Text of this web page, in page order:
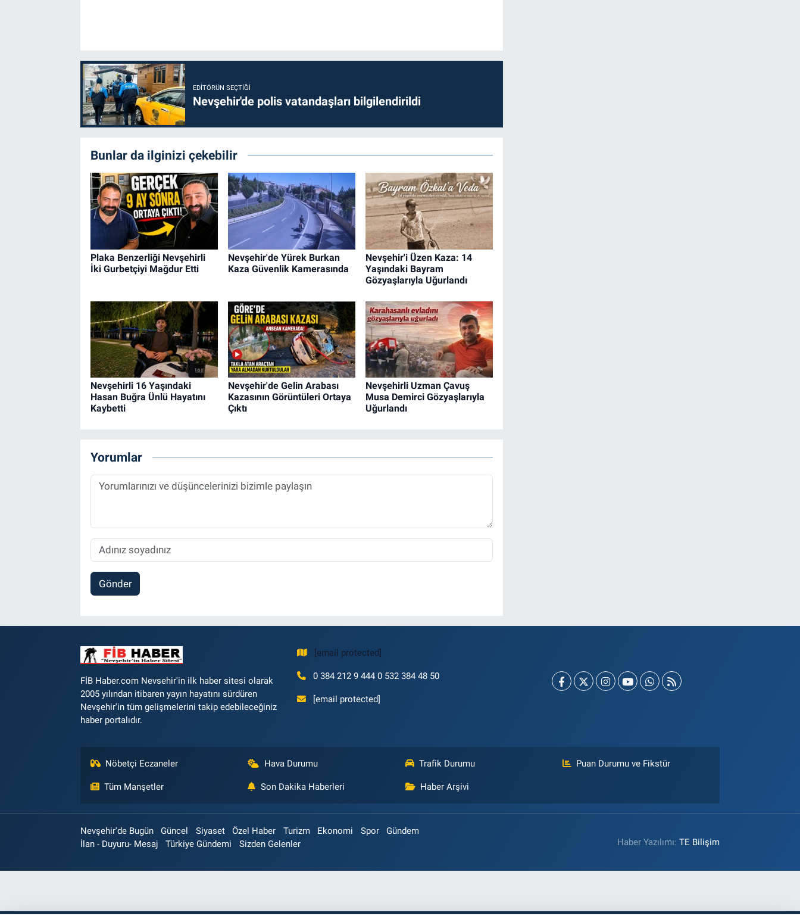
EDITÖRÜN SEÇTIĞI
Nevşehir'de polis vatandaşları bilgilendirildi
Bunlar da ilginizi çekebilir
Plaka Benzerliği Nevşehirli
İki Gurbetçiyi Mağdur Etti
Nevşehir'de Yürek Burkan
Kaza Güvenlik Kamerasında
Nevşehir'i Üzen Kaza: 14
Yaşındaki Bayram
Gözyaşlarıyla Uğurlandı
Nevşehirli 16 Yaşındaki
Hasan Buğra Ünlü Hayatını
Kaybetti
Nevşehir'de Gelin Arabası
Kazasının Görüntüleri Ortaya
Çıktı
Nevşehirli Uzman Çavuş
Musa Demirci Gözyaşlarıyla
Uğurlandı
Yorumlar
Gönder
FİB Haber.com Nevsehir'in ilk haber sitesi olarak
2005 yılından itibaren yayın hayatını sürdüren
Nevşehir'in tüm gelişmelerini takip edebileceğiniz
haber portalıdır.
[email protected]
0 384 212 9 444 0 532 384 48 50
[email protected]
Nöbetçi Eczaneler Hava Durumu Trafik Durumu Puan Durumu ve Fikstür
Tüm Manşetler Son Dakika Haberleri Haber Arşivi
Nevşehir'de Bugün Güncel Siyaset Özel Haber Turizm Ekonomi Spor
Gündem
İlan - Duyuru- Mesaj
Türkiye Gündemi Sizden Gelenler Haber Yazılımı:TE Bilişim